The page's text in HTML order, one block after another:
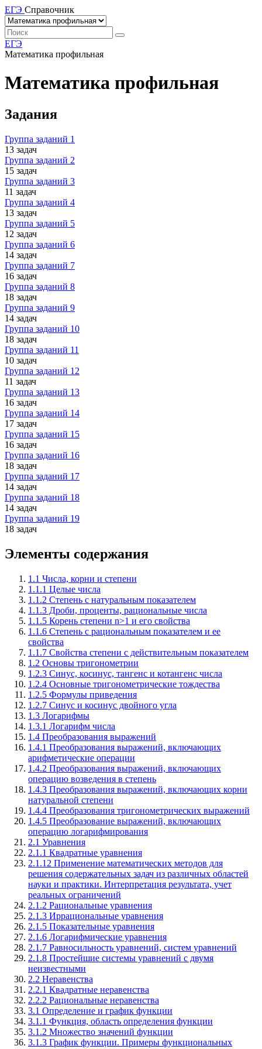
ЕГЭ Справочник
ЕГЭ
Математика профильная
Математика профильная
Задания
Группа заданий 1
13 задач
Группа заданий 2
15 задач
Группа заданий 3
11 задач
Группа заданий 4
13 задач
Группа заданий 5
12 задач
Группа заданий 6
14 задач
Группа заданий 7
16 задач
Группа заданий 8
18 задач
Группа заданий 9
14 задач
Группа заданий 10
18 задач
Группа заданий 11
10 задач
Группа заданий 12
11 задач
Группа заданий 13
16 задач
Группа заданий 14
17 задач
Группа заданий 15
16 задач
Группа заданий 16
18 задач
Группа заданий 17
14 задач
Группа заданий 18
14 задач
Группа заданий 19
18 задач
Элементы содержания
1.1 Числа, корни и степени
1.1.1 Целые числа
1.1.2 Степень с натуральным показателем
1.1.3 Дроби, проценты, рациональные числа
1.1.5 Корень степени n>1 и его свойства
1.1.6 Степень с рациональным показателем и ее
свойства
1.1.7 Свойства степени с действительным показателем
1.2 Основы тригонометрии
1.2.3 Синус, косинус, тангенс и котангенс числа
1.2.4 Основные тригонометрические тождества
1.2.5 Формулы приведения
1.2.7 Синус и косинус двойного угла
1.3 Логарифмы
1.3.1 Логарифм числа
1.4 Преобразования выражений
1.4.1 Преобразования выражений, включающих
арифметические операции
1.4.2 Преобразования выражений, включающих
операцию возведения в степень
1.4.3 Преобразования выражений, включающих корни
натуральной степени
1.4.4 Преобразования тригонометрических выражений
1.4.5 Преобразование выражений, включающих
операцию логарифмирования
2.1 Уравнения
2.1.1 Квадратные уравнения
2.1.12 Применение математических методов для
решения содержательных задач из различных областей
науки и практики. Интерпретация результата, учет
реальных ограничений
2.1.2 Рациональные уравнения
2.1.3 Иррациональные уравнения
2.1.5 Показательные уравнения
2.1.6 Логарифмические уравнения
2.1.7 Равносильность уравнений, систем уравнений
2.1.8 Простейшие системы уравнений с двумя
неизвестными
2.2 Неравенства
2.2.1 Квадратные неравенства
2.2.2 Рациональные неравенства
3.1 Определение и график функции
3.1.1 Функция, область определения функции
3.1.2 Множество значений функции
3.1.3 График функции. Примеры функциональных